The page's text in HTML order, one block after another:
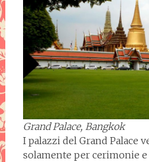
Grand Palace, Bangkok
I palazzi del Grand Palace
solamente per cerimonie